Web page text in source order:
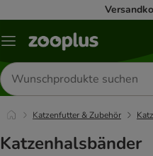
Menü
Produkte
suchen
Katzenfutter & Zubehör
Katzenhalsbänder